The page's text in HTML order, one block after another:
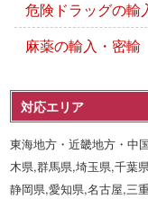
危険ドラッグの輸
麻薬の輸入・密輸
対応エリア
東海地方・近畿地方・中
木県,群馬県,埼玉県,千葉
静岡県,愛知県,名古屋,三